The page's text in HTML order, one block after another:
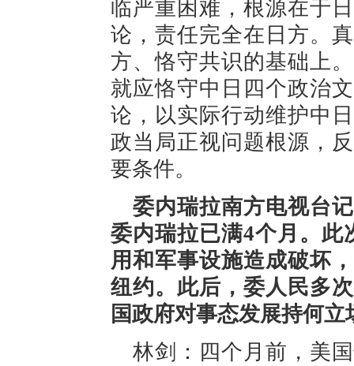
临严重困难，根源在于
论，责任完全在日方。
方、恪守共识的基础上
就应恪守中日四个政治
论，以实际行动维护中
政当局正视问题根源，
要条件。
委内瑞拉南方电视台
委内瑞拉已满4个月。此
用和军事设施造成破坏
纽约。此后，委人民多
国政府对事态发展持何立
林剑：四个月前，美